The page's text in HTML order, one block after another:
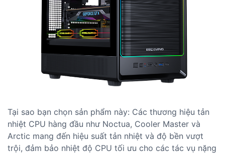
Tại sao bạn chọn sản phẩm này: Các thương hiệu tản
nhiệt CPU hàng đầu như Noctua, Cooler Master và
Arctic mang đến hiệu suất tản nhiệt và độ bền vượt
trội, đảm bảo nhiệt độ CPU tối ưu cho các tác vụ nặng